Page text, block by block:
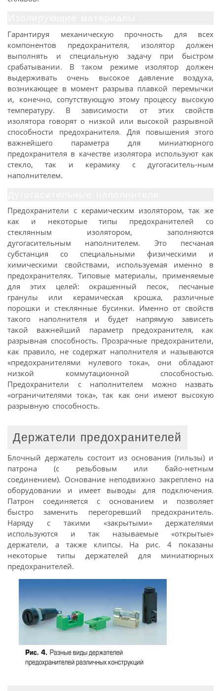
Гарантируя механическую прочность для всех
компонентов предохранителя, изолятор должен
выполнять и специальную задачу при быстром
срабатывании. В таком режиме изолятор должен
выдерживать очень высокое давление воздуха,
возникающее в момент разрыва плавкой перемычки
и, конечно, сопутствующую этому процессу высокую
температуру. В зависимости от этих свойств
изолятора говорят о низкой или высокой разрывной
способности предохранителя. Для повышения этого
важнейшего параметра для миниатюрного
предохранителя в качестве изолятора используют как
стекло, так и керамику с дугогаситель-ным
наполнителем.
Предохранители с керамическим изолятором, так же
как и некоторые типы предохранителей со
стеклянным изолятором, заполняются
дугогасительным наполнителем. Это песчаная
субстанция со специальными физическими и
химическими свойствами, используемая именно в
предохранителях. Типовые материалы, применяемые
для этих целей: окрашенный песок, песчаные
гранулы или керамическая крошка, различные
порошки и стеклянные бусинки. Именно от свойств
такого наполнителя и будет напрямую зависеть
такой важнейший параметр предохранителя, как
разрывная способность. Прозрачные предохранители,
как правило, не содержат наполнителя и называются
«предохранителями нулевого тока», они обладают
низкой коммутационной способностью.
Предохранители с наполнителем можно назвать
«ограничителями тока», так как они имеют высокую
разрывную способность.
Держатели предохранителей
Блочный держатель состоит из основания (гильзы) и
патрона (с резьбовым или байо-нетным
соединением). Основание неподвижно закреплено на
оборудовании и имеет выводы для подключения.
Патрон соединяется с основанием и позволяет
быстро заменить перегоревший предохранитель.
Наряду с такими «закрытыми» держателями
используются и так называемые «открытые»
держатели, а также клипсы. На рис. 4 показаны
некоторые типы держателей для миниатюрных
предохранителей.